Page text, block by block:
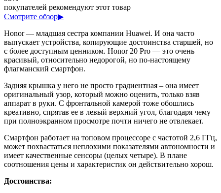
покупателей рекомендуют этот товар
Смотрите обзор▶
Honor — младшая сестра компании Huawei. И она часто
выпускает устройства, копирующие достоинства старшей, но
с более доступным ценником. Honor 20 Pro — это очень
красивый, относительно недорогой, но по-настоящему
флагманский смартфон.
Задняя крышка у него не просто градиентная – она имеет
оригинальный узор, который можно оценить, только взяв
аппарат в руки. С фронтальной камерой тоже обошлись
креативно, спрятав ее в левый верхний угол, благодаря чему
при полноэкранном просмотре почти ничего не отвлекает.
Смартфон работает на топовом процессоре с частотой 2,6 ГГц,
может похвастаться неплохими показателями автономности и
имеет качественные сенсоры (целых четыре). В плане
соотношения цены и характеристик он действительно хорош.
Достоинства: